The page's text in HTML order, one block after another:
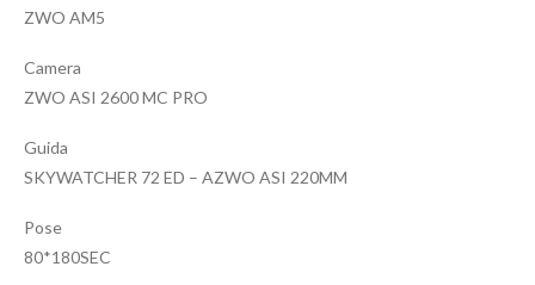
ZWO AM5
Camera
ZWO ASI 2600 MC PRO
Guida
SKYWATCHER 72 ED – AZWO ASI 220MM
Pose
80*180SEC